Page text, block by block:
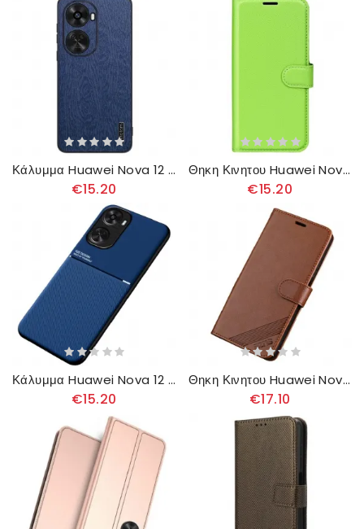
Κάλυμμα Huawei Nova 12 Se Εφέ Ξύλου
€15.20
Θηκη Κινητου Huawei Nova 12 Se Θήκες Κινητών Κλασικό Συνθετικό Δέρμα Litchi
€15.20
Κάλυμμα Huawei Nova 12 Se Μαγνητική Υποστήριξη Σιλικόνης
€15.20
Θηκη Κινητου Huawei Nova 12 Se Θήκες Κινητών Azns
€17.10